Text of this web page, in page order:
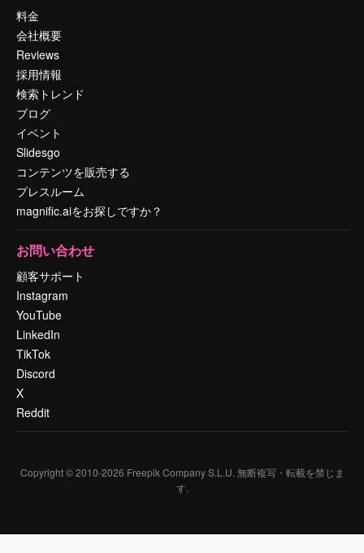
料金
会社概要
Reviews
採用情報
検索トレンド
ブログ
イベント
Slidesgo
コンテンツを販売する
プレスルーム
magnific.aiをお探しですか？
お問い合わせ
顧客サポート
Instagram
YouTube
LinkedIn
TikTok
Discord
X
Reddit
Copyright © 2010-2026 Freepik Company S.L.U. 無断複写・転載を禁じま
す.